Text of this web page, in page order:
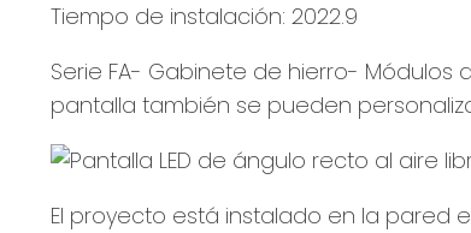
Tiempo de instalación: 2022.9
Serie FA- Gabinete de hierro-
pantalla también se pueden
El proyecto está instalado en la pared